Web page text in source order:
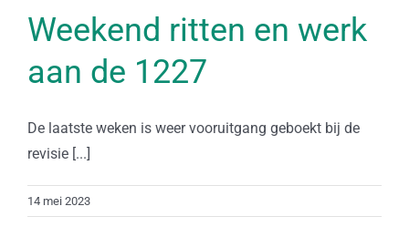
Weekend ritten en werk
aan de 1227
De laatste weken is weer vooruitgang geboekt bij de
revisie [...]
14 mei 2023